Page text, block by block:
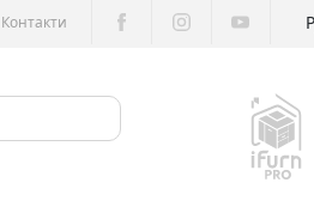
Контакти